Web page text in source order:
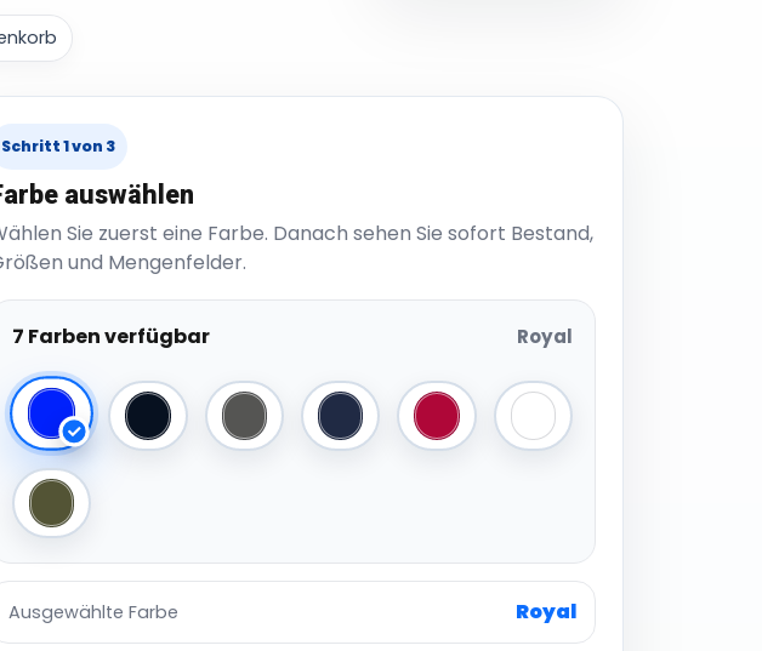
Schritt 1 von 3
auswählen
Sie zuerst eine Farbe. Danach sehen Sie sofort Bestand,
und Mengenfelder.
7 Farben verfügbar Royal
Royal Black Dark Grey Navy Red White
Olive
Ausgewählte Farbe Royal